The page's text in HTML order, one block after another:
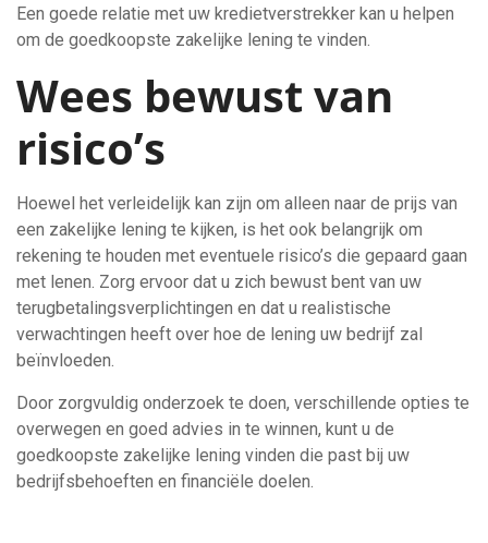
Een goede relatie met uw kredietverstrekker kan u helpen
om de goedkoopste zakelijke lening te vinden.
Wees bewust van
risico’s
Hoewel het verleidelijk kan zijn om alleen naar de prijs van
een zakelijke lening te kijken, is het ook belangrijk om
rekening te houden met eventuele risico’s die gepaard gaan
met lenen. Zorg ervoor dat u zich bewust bent van uw
terugbetalingsverplichtingen en dat u realistische
verwachtingen heeft over hoe de lening uw bedrijf zal
beïnvloeden.
Door zorgvuldig onderzoek te doen, verschillende opties te
overwegen en goed advies in te winnen, kunt u de
goedkoopste zakelijke lening vinden die past bij uw
bedrijfsbehoeften en financiële doelen.